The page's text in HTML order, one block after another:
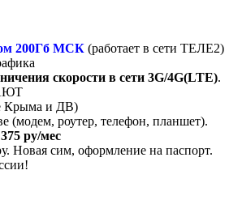
200Гб МСК (работает в сети ТЕЛЕ2)
скорости в сети 3G/4G(LTE).
Крыма и ДВ)
(модем, роутер, телефон, планшет).
ру/мес
Новая сим, оформление на паспорт.